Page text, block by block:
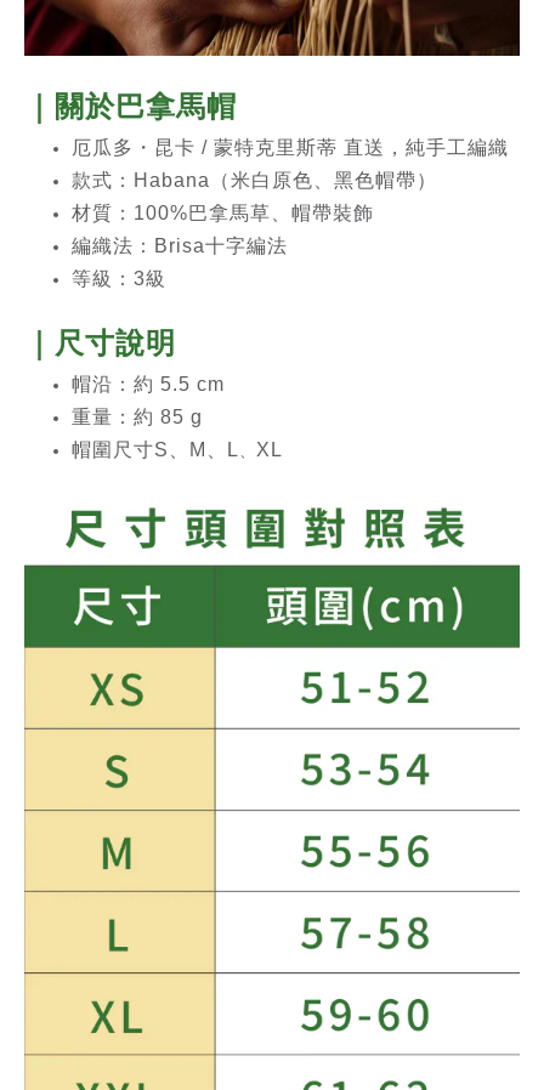
｜關於巴拿馬帽
厄瓜多・昆卡 / 蒙特克里斯蒂 直送，純手工編織
款式：Habana（米白原色、黑色帽帶）
材質：100%巴拿馬草、帽帶裝飾
編織法： Brisa十字編法
等級：3級
｜尺寸說明
帽沿：約 5.5 cm
重量：約 85 g
帽圍尺寸S、M、L
XL